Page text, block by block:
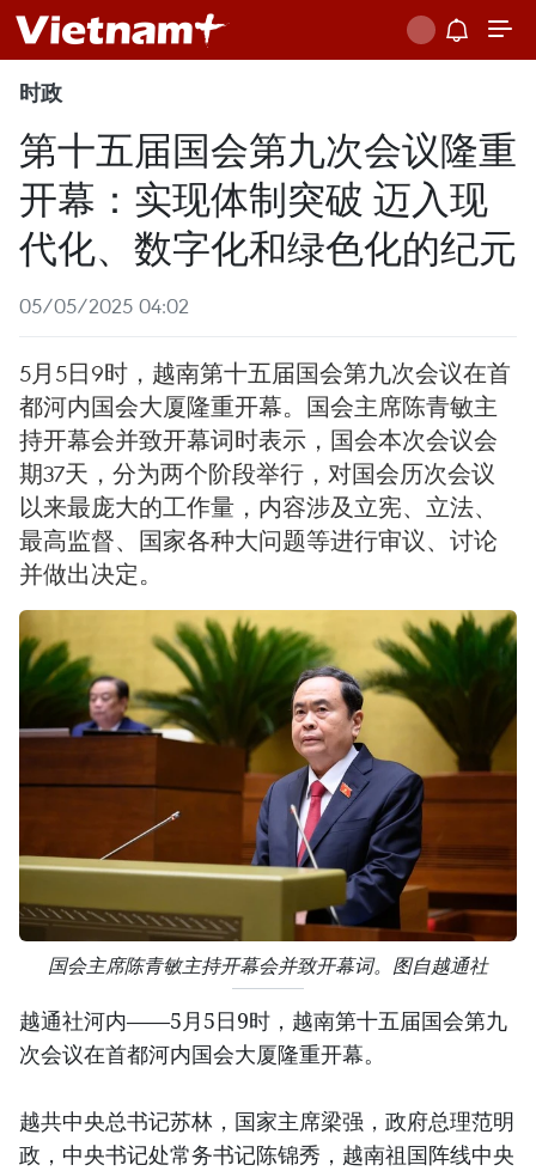
时政
第十五届国会第九次会议隆重
开幕：实现体制突破 迈入现
代化、数字化和绿色化的纪元
05/05/2025 04:02
5月5日9时，越南第十五届国会第九次会议在首
都河内国会大厦隆重开幕。国会主席陈青敏主
持开幕会并致开幕词时表示，国会本次会议会
期37天，分为两个阶段举行，对国会历次会议
以来最庞大的工作量，内容涉及立宪、立法、
最高监督、国家各种大问题等进行审议、讨论
并做出决定。
国会主席陈青敏主持开幕会并致开幕词。图自越通社
越通社河内——5月5日9时，越南第十五届国会第九
次会议在首都河内国会大厦隆重开幕。
越共中央总书记苏林，国家主席梁强，政府总理范明
政，中央书记处常务书记陈锦秀，越南祖国阵线中央